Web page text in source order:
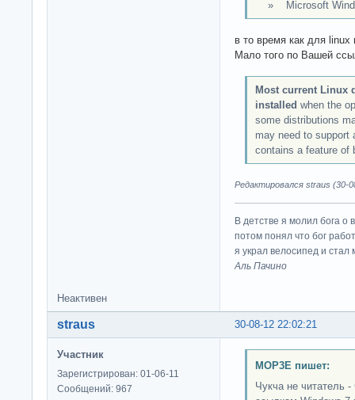
» Microsoft
в то время как для linux
Мало того по Вашей
Most current Linux
installed when the
some distributions
may need to support
contains a feature of
Редактировался straus (30-
В детстве я молил бога о
потом понял что бог
я украл велосипед и стал
Аль Пачино
Неактивен
30-08-12 22:02:21
straus
Участник
Зарегистрирован: 01-06-11
Сообщений: 967
MOP3E пишет:
Чукча не читатель